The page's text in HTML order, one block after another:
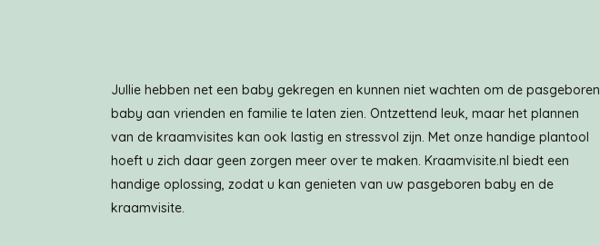
Jullie hebben net een baby gekregen en kunnen niet wachten om de pasgeboren
baby aan vrienden en familie te laten zien. Ontzettend leuk, maar het plannen
van de kraamvisites kan ook lastig en stressvol zijn. Met onze handige plantool
hoeft u zich daar geen zorgen meer over te maken. Kraamvisite.nl biedt een
handige oplossing, zodat u kan genieten van uw pasgeboren baby en de
kraamvisite.